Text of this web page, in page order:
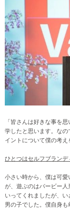
「皆さんは好きな事を
学したと思います。な
イントについて僕の考え
ひとつはセルフブランデ
小さい時から、僕は可
が、遊ぶのはバービー
いってくれましたが、
男の子でした。僕自身